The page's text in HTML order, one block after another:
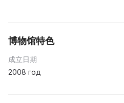
博物馆特色
成立日期
2008 год